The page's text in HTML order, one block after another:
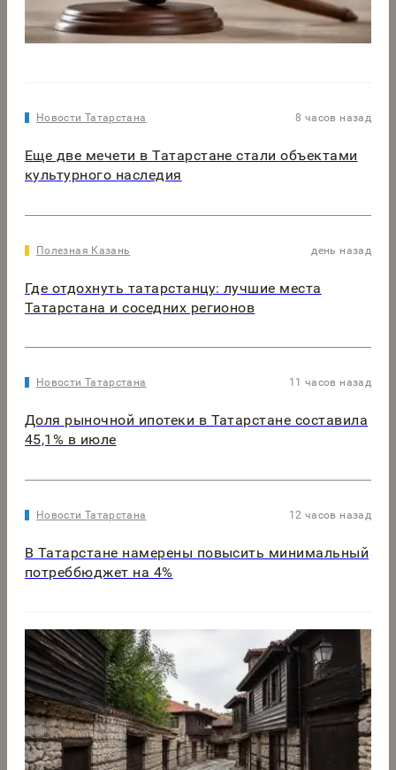
Новости Татарстана 8 часов назад
Еще две мечети в Татарстане стали объектами
культурного наследия
Полезная Казань день назад
Где отдохнуть татарстанцу: лучшие места
Татарстана и соседних регионов
Новости Татарстана 11 часов назад
Доля рыночной ипотеки в Татарстане составила
45,1% в июле
Новости Татарстана 12 часов назад
В Татарстане намерены повысить минимальный
потреббюджет на 4%